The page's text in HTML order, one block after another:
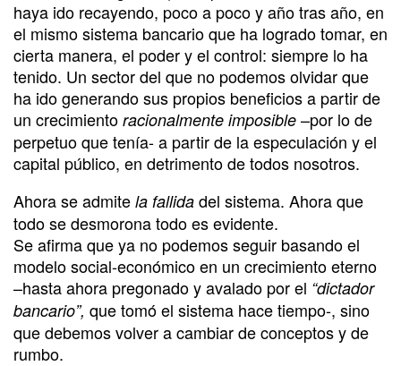
haya ido recayendo, poco a poco y año tras año, en
el mismo sistema bancario que ha logrado tomar, en
cierta manera, el poder y el control: siempre lo ha
tenido. Un sector del que no podemos olvidar que
ha ido generando sus propios beneficios a partir de
un crecimiento racionalmente imposible –por lo de
perpetuo que tenía- a partir de la especulación y el
capital público, en detrimento de todos nosotros.
Ahora se admite la fallida del sistema. Ahora que
todo se desmorona todo es evidente.
Se afirma que ya no podemos seguir basando el
modelo social-económico en un crecimiento eterno
–hasta ahora pregonado y avalado por el “dictador
bancario”, que tomó el sistema hace tiempo-, sino
que debemos volver a cambiar de conceptos y de
rumbo.